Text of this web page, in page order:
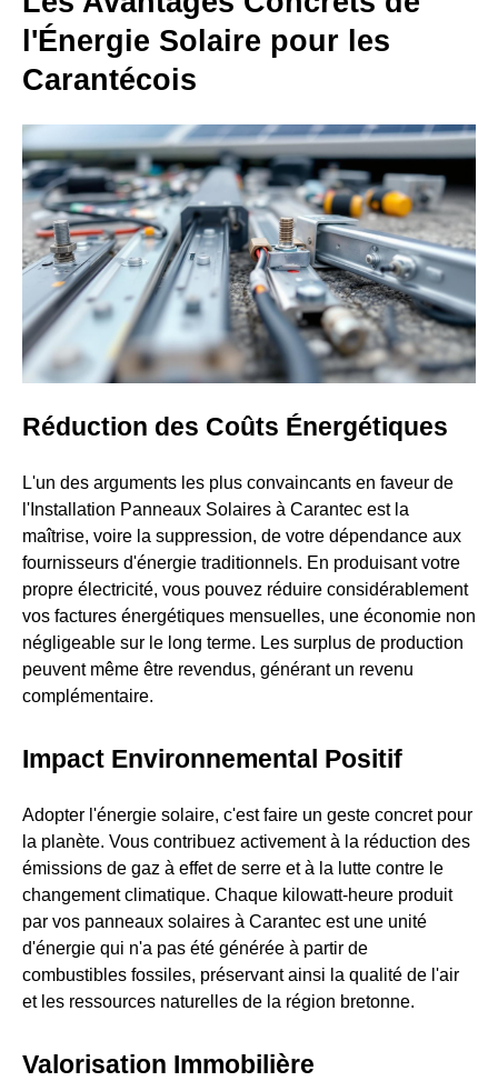
l'Énergie Solaire pour les
Carantécois
Réduction des Coûts Énergétiques
L'un des arguments les plus convaincants en faveur de
l'Installation Panneaux Solaires à Carantec est la
maîtrise, voire la suppression, de votre dépendance aux
fournisseurs d'énergie traditionnels. En produisant votre
propre électricité, vous pouvez réduire considérablement
vos factures énergétiques mensuelles, une économie non
négligeable sur le long terme. Les surplus de production
peuvent même être revendus, générant un revenu
complémentaire.
Impact Environnemental Positif
Adopter l'énergie solaire, c'est faire un geste concret pour
la planète. Vous contribuez activement à la réduction des
émissions de gaz à effet de serre et à la lutte contre le
changement climatique. Chaque kilowatt-heure produit
par vos panneaux solaires à Carantec est une unité
d'énergie qui n'a pas été générée à partir de
combustibles fossiles, préservant ainsi la qualité de l'air
et les ressources naturelles de la région bretonne.
Valorisation Immobilière